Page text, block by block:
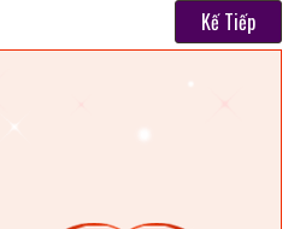
Kế Tiếp